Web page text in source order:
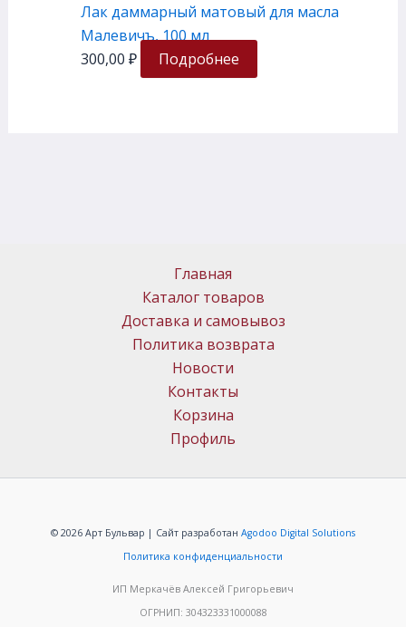
Лак даммарный матовый для масла
Малевичъ, 100 мл
300,00 ₽ Подробнее
Главная
Каталог товаров
Доставка и самовывоз
Политика возврата
Новости
Контакты
Корзина
Профиль
© 2026 Арт Бульвар | Сайт разработан Agodoo Digital Solutions
Политика конфиденциальности
ИП Меркачёв Алексей Григорьевич
ОГРНИП: 304323331000088